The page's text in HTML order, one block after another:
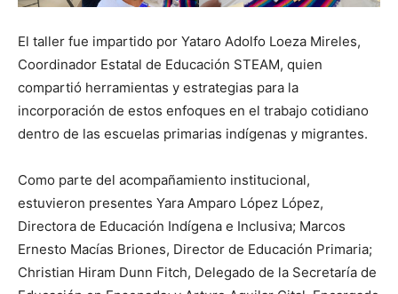
El taller fue impartido por Yataro Adolfo Loeza Mireles,
Coordinador Estatal de Educación STEAM, quien
compartió herramientas y estrategias para la
incorporación de estos enfoques en el trabajo cotidiano
dentro de las escuelas primarias indígenas y migrantes.
Como parte del acompañamiento institucional,
estuvieron presentes Yara Amparo López López,
Directora de Educación Indígena e Inclusiva; Marcos
Ernesto Macías Briones, Director de Educación Primaria;
Christian Hiram Dunn Fitch, Delegado de la Secretaría de